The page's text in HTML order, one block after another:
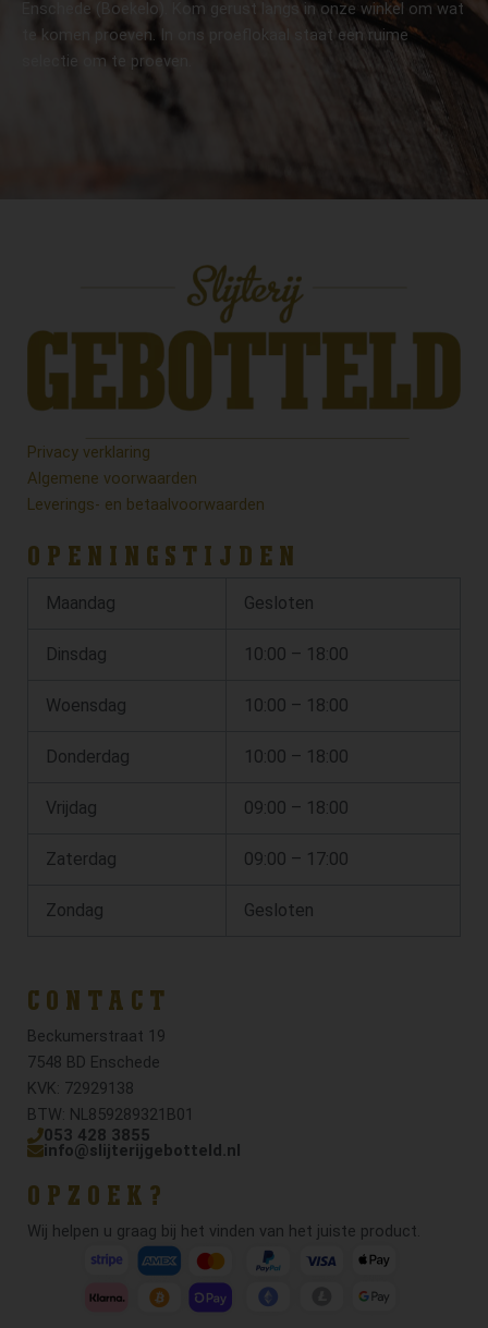
Enschede (Boekelo). Kom gerust langs in onze winkel om wat
te komen proeven. In ons proeflokaal staat een ruime
selectie om te proeven.
Privacy verklaring
Algemene voorwaarden
Leverings- en betaalvoorwaarden
OPENINGSTIJDEN
Maandag Gesloten
Dinsdag 10:00 – 18:00
Woensdag 10:00 – 18:00
Donderdag 10:00 – 18:00
Vrijdag 09:00 – 18:00
Zaterdag 09:00 – 17:00
Zondag Gesloten
CONTACT
Beckumerstraat 19
7548 BD Enschede
KVK: 72929138
BTW: NL859289321B01
053 428 3855
info@slijterijgebotteld.nl
OPZOEK?
Wij helpen u graag bij het vinden van het juiste product.